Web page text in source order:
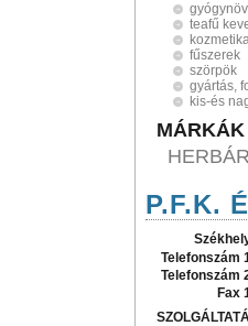
teafű
fűszerek
szörpök
gyártás,
kis-és
MÁRKÁK
P.F.K.
Telefonszám
Telefonszám
Fax